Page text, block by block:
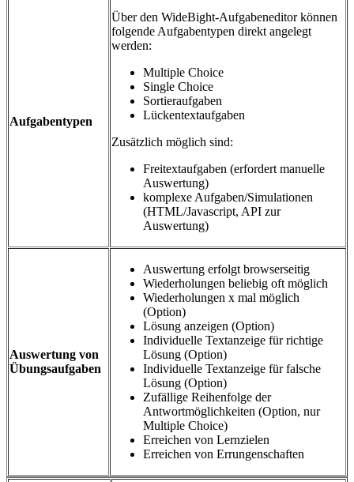
Aufgabentypen
Über den WideBight-Aufgabeneditor können
folgende Aufgabentypen direkt angelegt
werden:
Multiple Choice
Single Choice
Sortieraufgaben
Lückentextaufgaben
Zusätzlich möglich sind:
Freitextaufgaben (erfordert manuelle
Auswertung)
komplexe Aufgaben/Simulationen
(HTML/Javascript, API zur
Auswertung)
Auswertung von
Übungsaufgaben
Auswertung erfolgt browserseitig
Wiederholungen beliebig oft möglich
Wiederholungen x mal möglich
(Option)
Lösung anzeigen (Option)
Individuelle Textanzeige für richtige
Lösung (Option)
Individuelle Textanzeige für falsche
Lösung (Option)
Zufällige Reihenfolge der
Antwortmöglichkeiten (Option, nur
Multiple Choice)
Erreichen von Lernzielen
Erreichen von Errungenschaften